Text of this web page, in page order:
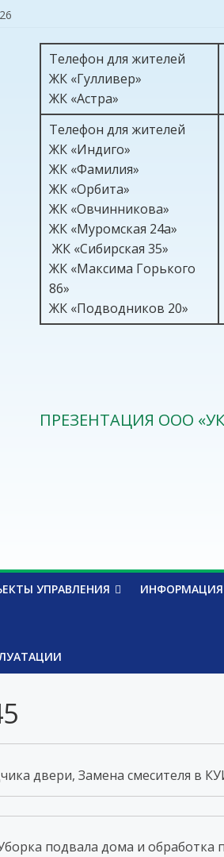
Телефон для жителей
ЖК «Гулливер»
ЖК «Астра»
Телефон для жителей
ЖК «Индиго»
ЖК «Фамилия»
ЖК «Орбита»
ЖК «Овчинникова»
ЖК «Муромская 24а»
ЖК «Сибирская 35»
ЖК «Максима Горького
86»
ЖК «Подводников 20»
ПРЕЗЕНТАЦИЯ ООО
УПРАВЛЕНИЯ
двери, Замена смесителя в
подвала дома и обработка